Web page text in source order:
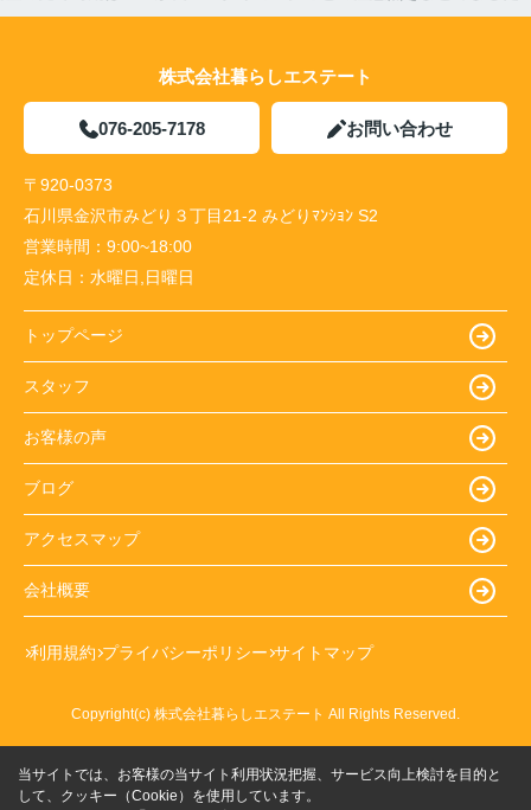
株式会社暮らしエステート
076-205-7178 お問い合わせ
〒920-0373
石川県金沢市みどり３丁目21-2 みどりﾏﾝｼｮﾝ S2
営業時間： 9:00~18:00
定休日： 水曜日,日曜日
トップページ
スタッフ
お客様の声
ブログ
アクセスマップ
会社概要
利用規約 プライバシーポリシー サイトマップ
Copyright(c) 株式会社暮らしエステート All Rights Reserved.
当サイトでは、お客様の当サイト利用状況把握、サービス向上検討を目的と
して、クッキー（Cookie）を使用しています。